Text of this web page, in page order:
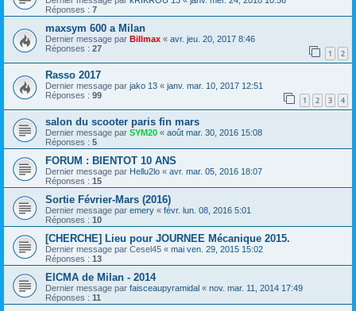
Réponses : 7
maxsym 600 a Milan
Dernier message par Billmax « avr. jeu. 20, 2017 8:46
Réponses : 27 1 2
Rasso 2017
Dernier message par jako 13 « janv. mar. 10, 2017 12:51
Réponses : 99 1 2 3 4
salon du scooter paris fin mars
Dernier message par SYM20 « août mar. 30, 2016 15:08
Réponses : 5
FORUM : BIENTOT 10 ANS
Dernier message par Hellu2lo « avr. mar. 05, 2016 18:07
Réponses : 15
Sortie Février-Mars (2016)
Dernier message par emery « févr. lun. 08, 2016 5:01
Réponses : 10
[CHERCHE] Lieu pour JOURNEE Mécanique 2015.
Dernier message par Cesel45 « mai ven. 29, 2015 15:02
Réponses : 13
EICMA de Milan - 2014
Dernier message par faisceaupyramidal « nov. mar. 11, 2014 17:49
Réponses : 11